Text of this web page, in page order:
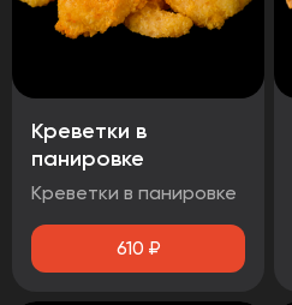
Креветки в
панировке
Креветки в панировке
610 ₽